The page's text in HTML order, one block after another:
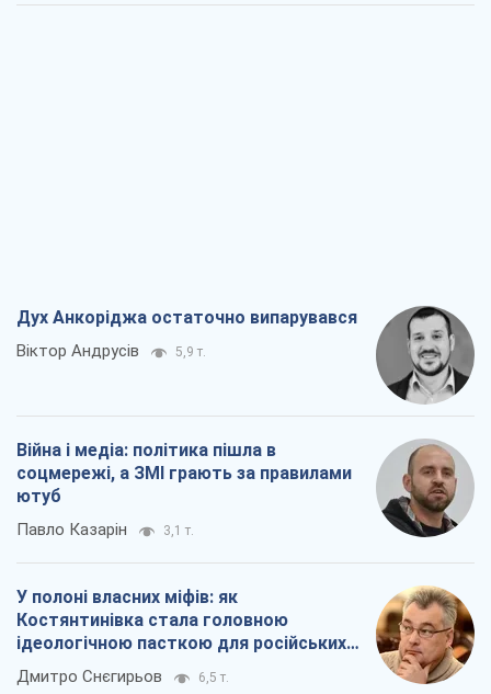
Дух Анкоріджа остаточно випарувався
Віктор Андрусів 5,9 т.
Війна і медіа: політика пішла в
соцмережі, а ЗМІ грають за правилами
ютуб
Павло Казарін 3,1 т.
У полоні власних міфів: як
Костянтинівка стала головною
ідеологічною пасткою для російських
окупантів
Дмитро Снєгирьов 6,5 т.